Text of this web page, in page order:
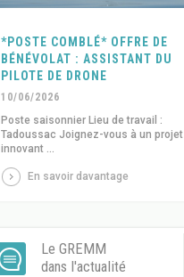
*POSTE COMBLÉ* OFFRE DE
BÉNÉVOLAT : ASSISTANT DU
PILOTE DE DRONE
10/06/2026
Poste saisonnier Lieu de travail :
Tadoussac Joignez-vous à un projet
innovant ...
En savoir davantage
Le GREMM
dans l'actualité